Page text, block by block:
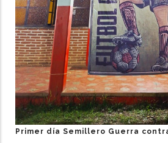
Primer día Semillero Guerra